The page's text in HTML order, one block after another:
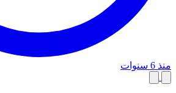
منذ 6 سنوات